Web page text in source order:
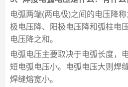
电弧两端(两电极)之间的电压降
极电压降、阳极电压降和弧柱电
电压降之和。
电弧电压主要取决于电弧长度，
短电弧电压小。电弧电压大则焊
焊缝熔宽小。